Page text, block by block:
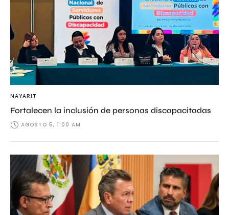
NAYARIT
Fortalecen la inclusión de personas discapacitadas
AGOSTO 5, 1:00 AM